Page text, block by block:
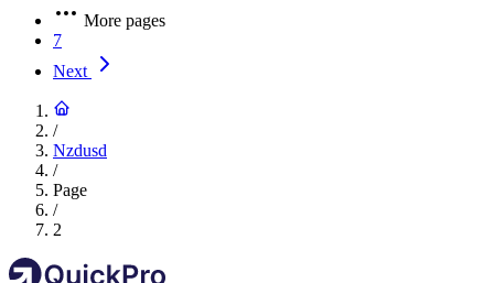
More pages
7
Next
/
Nzdusd
/
Page
/
2